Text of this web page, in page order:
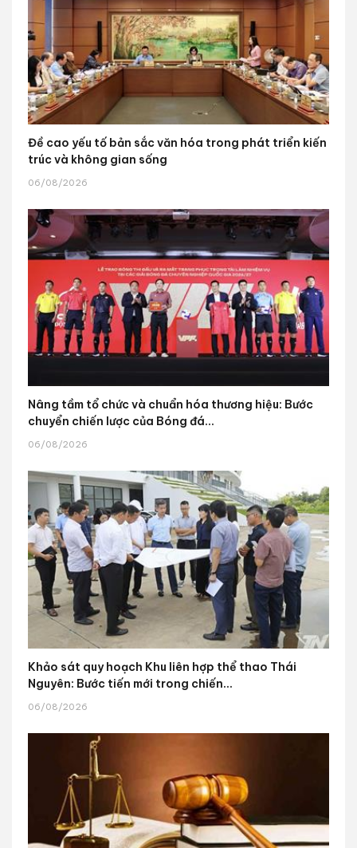
Đề cao yếu tố bản sắc văn hóa trong phát triển kiến
trúc và không gian sống
06/08/2026
Nâng tầm tổ chức và chuẩn hóa thương hiệu: Bước
chuyển chiến lược của Bóng đá...
06/08/2026
Khảo sát quy hoạch Khu liên hợp thể thao Thái
Nguyên: Bước tiến mới trong chiến...
06/08/2026